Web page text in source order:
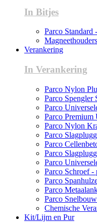
In Bitjes
Parco Standard
Magneethouders
Verankering
In Verankering
Parco Nylon
Parco Spengler
Parco
Parco Premium
Parco Nylon
Parco
Parco
Parco
Parco
Parco Schroef -
Parco
Parco
Parco
Chemische
Kit/Lijm en Pur